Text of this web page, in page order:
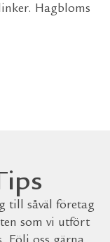
Hagbloms
till såväl företag
som vi utfört